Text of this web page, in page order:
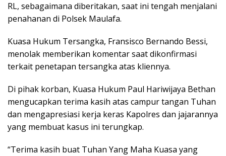
RL, sebagaimana diberitakan, saat ini tengah menjalani
penahanan di Polsek Maulafa.
Kuasa Hukum Tersangka, Fransisco Bernando Bessi,
menolak memberikan komentar saat dikonfirmasi
terkait penetapan tersangka atas kliennya.
Di pihak korban, Kuasa Hukum Paul Hariwijaya Bethan
mengucapkan terima kasih atas campur tangan Tuhan
dan mengapresiasi kerja keras Kapolres dan jajarannya
yang membuat kasus ini terungkap.
“Terima kasih buat Tuhan Yang Maha Kuasa yang